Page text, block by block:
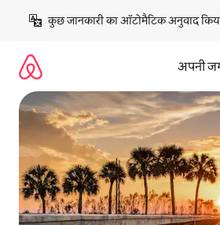
छोड़कर
कॉन्टेंट
कुछ जानकारी का ऑटोमैटिक अनुवाद
अपनी